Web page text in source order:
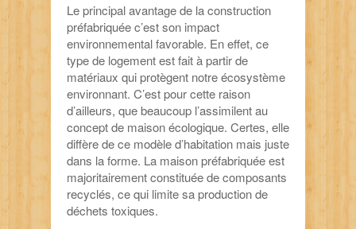
Le principal avantage de la construction
préfabriquée c’est son impact
environnemental favorable. En effet, ce
type de logement est fait à partir de
matériaux qui protègent notre écosystème
environnant. C’est pour cette raison
d’ailleurs, que beaucoup l’assimilent au
concept de maison écologique. Certes, elle
diffère de ce modèle d’habitation mais juste
dans la forme. La maison préfabriquée est
majoritairement constituée de composants
recyclés, ce qui limite sa production de
déchets toxiques.